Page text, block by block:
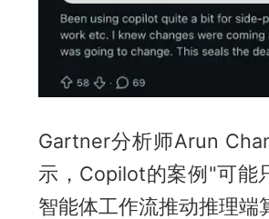
Gartner分析师Arun
示，Copilot的案例"可能
智能体工作流推动推理